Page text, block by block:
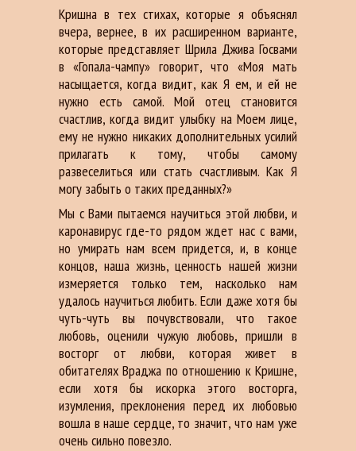
Кришна в тех стихах, которые я объяснял
вчера, вернее, в их расширенном варианте,
которые представляет Шрила Джива Госвами
в «Гопала-чампу» говорит, что «Моя мать
насыщается, когда видит, как Я ем, и ей не
нужно есть самой. Мой отец становится
счастлив, когда видит улыбку на Моем лице,
ему не нужно никаких дополнительных усилий
прилагать к тому, чтобы самому
развеселиться или стать счастливым. Как Я
могу забыть о таких преданных?»
Мы с Вами пытаемся научиться этой любви, и
каронавирус где-то рядом ждет нас с вами,
но умирать нам всем придется, и, в конце
концов, наша жизнь, ценность нашей жизни
измеряется только тем, насколько нам
удалось научиться любить. Если даже хотя бы
чуть-чуть вы почувствовали, что такое
любовь, оценили чужую любовь, пришли в
восторг от любви, которая живет в
обитателях Враджа по отношению к Кришне,
если хотя бы искорка этого восторга,
изумления, преклонения перед их любовью
вошла в наше сердце, то значит, что нам уже
очень сильно повезло.